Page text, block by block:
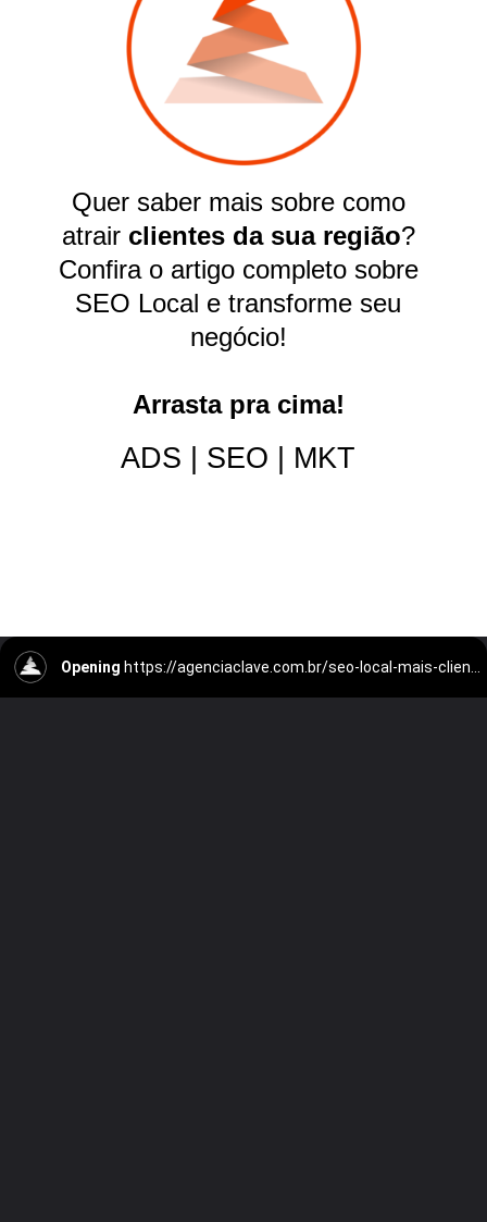
ADS | SEO | MKT
Quer saber mais sobre como
atrair clientes da sua região?
Confira o artigo completo sobre
SEO Local e transforme seu
negócio!
Arrasta pra cima!
Opening https://agenciaclave.com.br/seo-local-mais-clientes-em-seu-negocio/